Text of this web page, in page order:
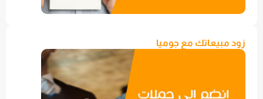
زود مبيعاتك مع جوميا